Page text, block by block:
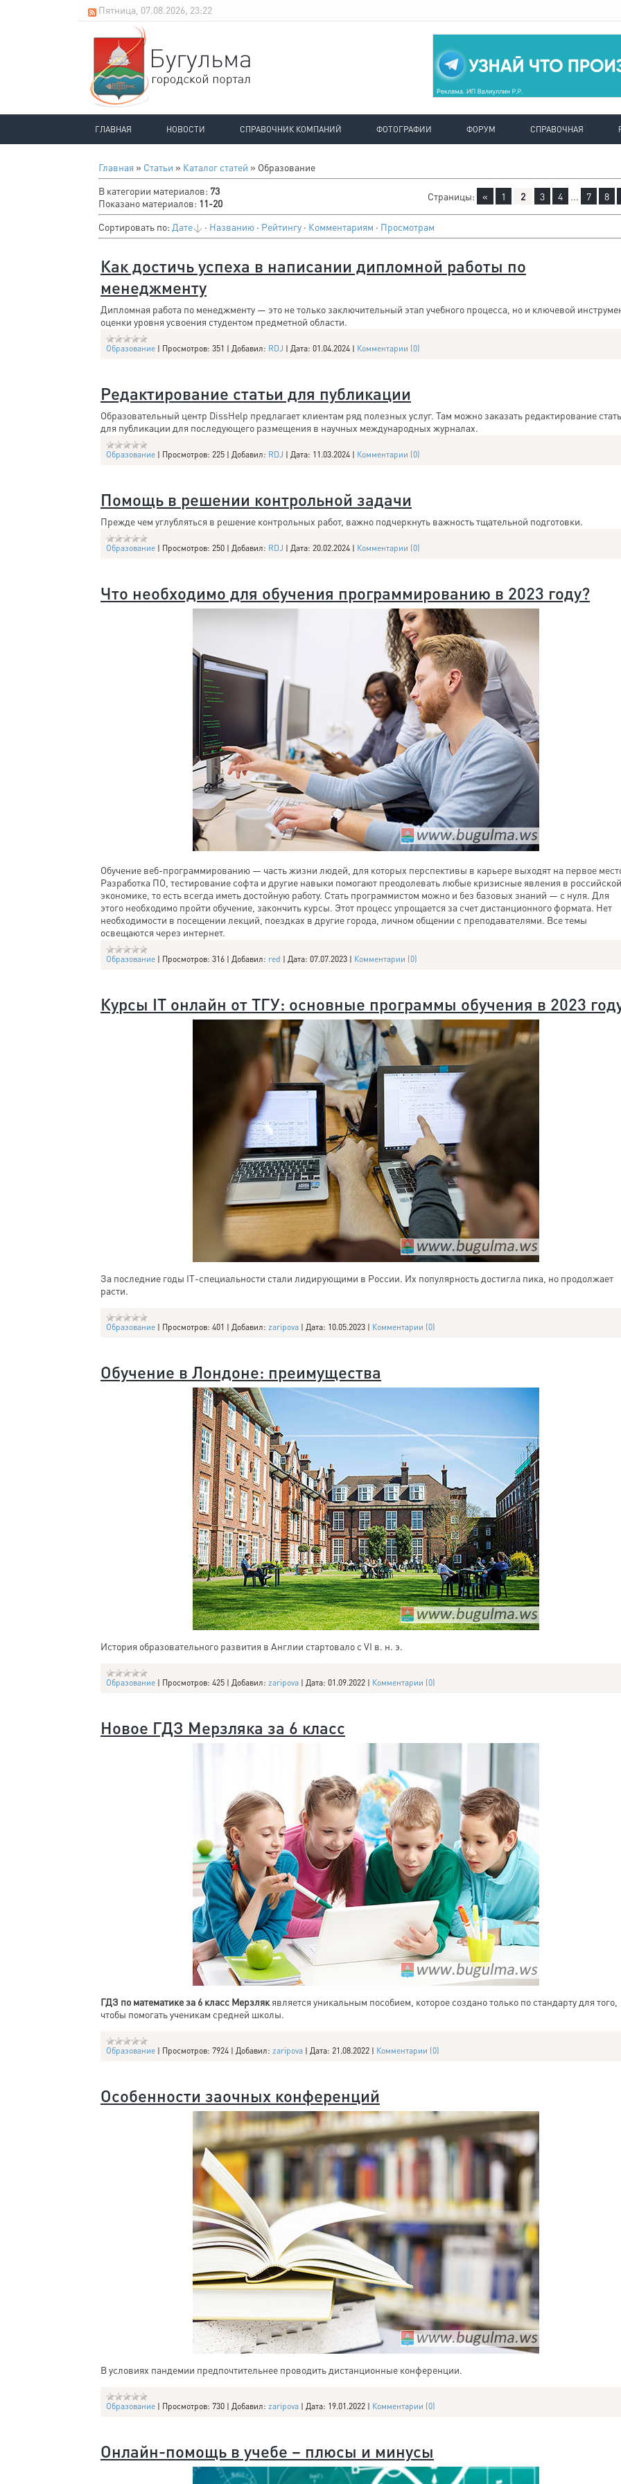
Пятница, 07.08.2026, 23:22
ГЛАВНАЯ НОВОСТИ СПРАВОЧНИК КОМПАНИЙ ФОТОГРАФИИ ФОРУМ СПРАВОЧНАЯ
Главная » Статьи » Каталог статей » Образование
В категории материалов: 73
Показано материалов: 11-20
Страницы: « 1 2 3 4 ... 7 8
Сортировать по: Дате · Названию · Рейтингу · Комментариям · Просмотрам
Как достичь успеха в написании дипломной работы по
менеджменту
Дипломная работа по менеджменту — это не только заключительный этап учебного процесса, но и ключевой
оценки уровня усвоения студентом предметной области.
Образование | Просмотров: 351 | Добавил: RDJ | Дата: 01.04.2024 | Комментарии (0)
Редактирование статьи для публикации
Образовательный центр DissHelp предлагает клиентам ряд полезных услуг. Там можно заказать редактирование
для публикации для последующего размещения в научных международных журналах.
Образование | Просмотров: 225 | Добавил: RDJ | Дата: 11.03.2024 | Комментарии (0)
Помощь в решении контрольной задачи
Прежде чем углубляться в решение контрольных работ, важно подчеркнуть важность тщательной подготовки.
Образование | Просмотров: 250 | Добавил: RDJ | Дата: 20.02.2024 | Комментарии (0)
Что необходимо для обучения программированию в 2023 году?
Обучение веб-программированию — часть жизни людей, для которых перспективы в карьере выходят на первое
Разработка ПО, тестирование софта и другие навыки помогают преодолевать любые кризисные явления в российской
экономике, то есть всегда иметь достойную работу. Стать программистом можно и без базовых знаний — с нуля. Для
этого необходимо пройти обучение, закончить курсы. Этот процесс упрощается за счет дистанционного формата. Нет
необходимости в посещении лекций, поездках в другие города, личном общении с преподавателями. Все темы
освещаются через интернет.
Образование | Просмотров: 316 | Добавил: red | Дата: 07.07.2023 | Комментарии (0)
Курсы IT онлайн от ТГУ: основные программы обучения в 2023
За последние годы IT-специальности стали лидирующими в России. Их популярность достигла пика, но продолжает
расти.
Образование | Просмотров: 401 | Добавил: zaripova | Дата: 10.05.2023 | Комментарии (0)
Обучение в Лондоне: преимущества
История образовательного развития в Англии стартовало с VI в. н. э.
Образование | Просмотров: 425 | Добавил: zaripova | Дата: 01.09.2022 | Комментарии (0)
Новое ГДЗ Мерзляка за 6 класс
ГДЗ по математике за 6 класс Мерзлякявляется уникальным пособием, которое создано только по стандарту для того,
чтобы помогать ученикам средней школы.
Образование | Просмотров: 7924 | Добавил: zaripova | Дата: 21.08.2022 | Комментарии (0)
Особенности заочных конференций
В условиях пандемии предпочтительнее проводить дистанционные конференции.
Образование | Просмотров: 730 | Добавил: zaripova | Дата: 19.01.2022 | Комментарии (0)
Онлайн-помощь в учебе – плюсы и минусы